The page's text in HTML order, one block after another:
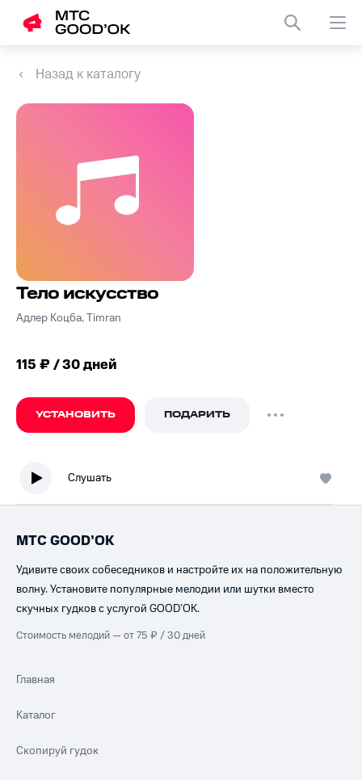
Назад к каталогу
Тело искусство
Адлер Коцба, Timran
115 ₽ / 30 дней
УСТАНОВИТЬ ПОДАРИТЬ
Слушать
МТС GOOD’OK
Удивите своих собеседников и настройте их на положительную
волну. Установите популярные мелодии или шутки вместо
скучных гудков с услугой GOOD’OK.
Стоимость мелодий — от 75 ₽ / 30 дней
Главная
Каталог
Скопируй гудок